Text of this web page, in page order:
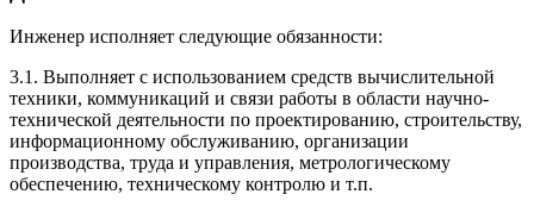
Инженер исполняет следующие обязанности:
3.1. Выполняет с использованием средств вычислительной
техники, коммуникаций и связи работы в области научно-
технической деятельности по проектированию, строительству,
информационному обслуживанию, организации
производства, труда и управления, метрологическому
обеспечению, техническому контролю и т.п.